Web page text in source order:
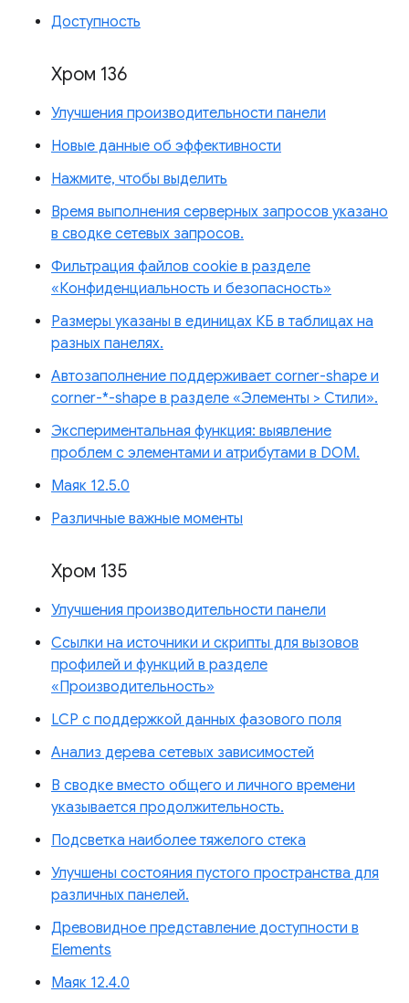
Доступность
Хром 136
Улучшения производительности панели
Новые данные об эффективности
Нажмите, чтобы выделить
Время выполнения серверных запросов указано
в сводке сетевых запросов.
Фильтрация файлов cookie в разделе
«Конфиденциальность и безопасность»
Размеры указаны в единицах КБ в таблицах на
разных панелях.
Автозаполнение поддерживает corner-shape и
corner-*-shape в разделе «Элементы > Стили».
Экспериментальная функция: выявление
проблем с элементами и атрибутами в DOM.
Маяк 12.5.0
Различные важные моменты
Хром 135
Улучшения производительности панели
Ссылки на источники и скрипты для вызовов
профилей и функций в разделе
«Производительность»
LCP с поддержкой данных фазового поля
Анализ дерева сетевых зависимостей
В сводке вместо общего и личного времени
указывается продолжительность.
Подсветка наиболее тяжелого стека
Улучшены состояния пустого пространства для
различных панелей.
Древовидное представление доступности в
Elements
Маяк 12.4.0